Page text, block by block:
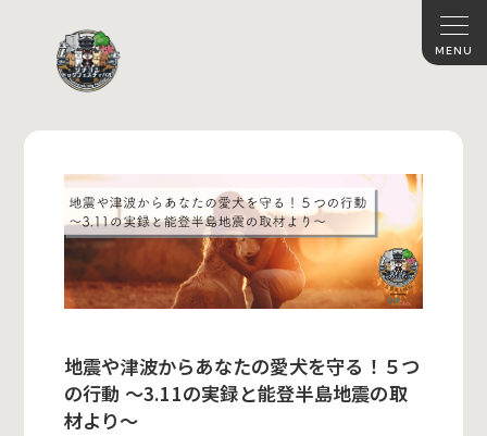
地震や津波からあなたの愛犬を守る！５つ
の行動 ～3.11の実録と能登半島地震の取
材より～